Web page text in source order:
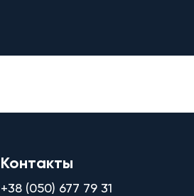
Контакты
+38 (050) 677 79 31